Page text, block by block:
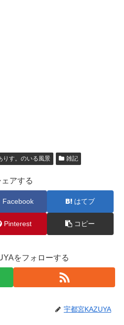
りす。のいる風景 雑記
ェアする
Facebook はてブ
Pinterest コピー
をフォローする
宇都宮KAZUYA